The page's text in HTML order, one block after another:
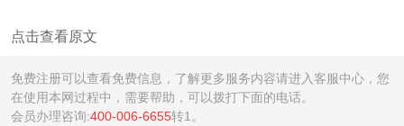
点击查看原文
免费注册可以查看免费信息，了解更多服务内容请进入客服中心，您
在使用本网过程中，需要帮助，可以拨打下面的电话。
会员办理咨询:400-006-6655转1。